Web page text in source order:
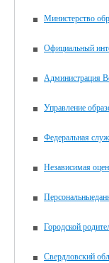
Министерство
Официальный
Администрация
Управление
Федеральная
Независимая
Городской
Свердловский